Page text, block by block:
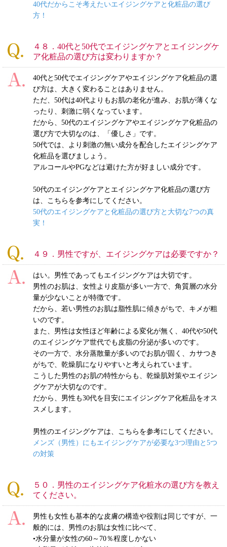
40代だからこそ考えたいエイジングケアと化粧品の選び
方！
４８．40代と50代でエイジングケアとエイジングケ
ア化粧品の選び方は変わりますか？
40代と50代でエイジングケアやエイジングケア化粧品の選
び方は、大きく変わることはありません。
ただ、50代は40代よりもお肌の老化が進み、お肌が薄くな
ったり、刺激に弱くなっています。
だから、50代のエイジングケアやエイジングケア化粧品の
選び方で大切なのは、「優しさ」です。
50代では、より刺激の無い成分を配合したエイジングケア
化粧品を選びましょう。
アルコールやPGなどは避けた方が好ましい成分です。
50代のエイジングケアとエイジングケア化粧品の選び方
は、こちらを参考にしてください。
50代のエイジングケアと化粧品の選び方と大切な7つの真
実！
４９．男性ですが、エイジングケアは必要ですか？
はい。男性であってもエイジングケアは大切です。
男性のお肌は、女性より皮脂が多い一方で、角質層の水分
量が少ないことが特徴です。
だから、若い男性のお肌は脂性肌に傾きがちで、キメが粗
いのです。
また、男性は女性ほど年齢による変化が無く、40代や50代
のエイジングケア世代でも皮脂の分泌が多いのです。
その一方で、水分蒸散量が多いのでお肌が固く、カサつき
がちで、乾燥肌になりやすいと考えられています。
こうした男性のお肌の特性からも、乾燥肌対策やエイジン
グケアが大切なのです。
だから、男性も30代を目安にエイジングケア化粧品をオス
スメします。
男性のエイジングケアは、こちらを参考にしてください。
メンズ（男性）にもエイジングケアが必要な3つ理由と5つ
の対策
５０．男性のエイジングケア化粧水の選び方を教え
てください。
男性も女性も基本的な皮膚の構造や役割は同じですが、一
般的には、男性のお肌は女性に比べて、
•水分量が女性の60～70％程度しかない